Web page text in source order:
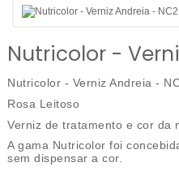
Nutricolor -
Nutricolor - Verniz Andreia -
Rosa Leitoso
Verniz de tratamento e cor da
A gama Nutricolor foi
sem dispensar a cor.